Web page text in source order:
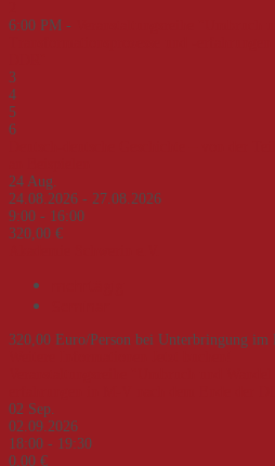
6:00 PM -
3
4
5
6
24 Aug.
24.08.2026 - 27.08.2026
9:00 - 16:00
320,00 €
320,00 Euro/Person bei Unterbringung im
02 Sep.
02.09.2026
18:00 - 19:30
0,00 €